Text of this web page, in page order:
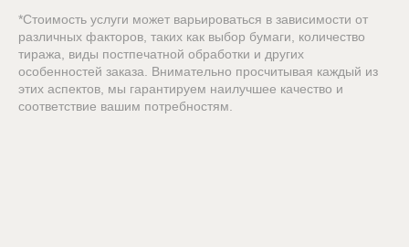
*Стоимость услуги может варьироваться в зависимости от
различных факторов, таких как выбор бумаги, количество
тиража, виды постпечатной обработки и других
особенностей заказа. Внимательно просчитывая каждый из
этих аспектов, мы гарантируем наилучшее качество и
соответствие вашим потребностям.